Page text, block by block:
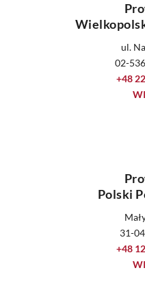
ul.
02-
+48
Polski
31-
+48